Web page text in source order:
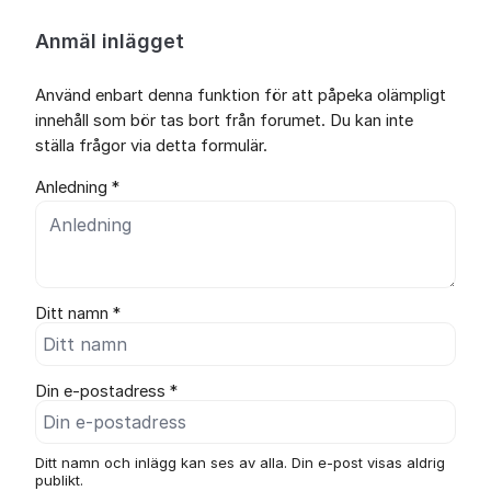
Anmäl inlägget
Använd enbart denna funktion för att påpeka olämpligt
innehåll som bör tas bort från forumet. Du kan inte
ställa frågor via detta formulär.
Anledning *
Ditt namn *
Din e-postadress *
Ditt namn och inlägg kan ses av alla. Din e-post visas aldrig
publikt.